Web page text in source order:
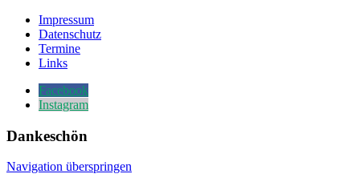
Impressum
Datenschutz
Termine
Links
Facebook
Instagram
Dankeschön
Navigation überspringen